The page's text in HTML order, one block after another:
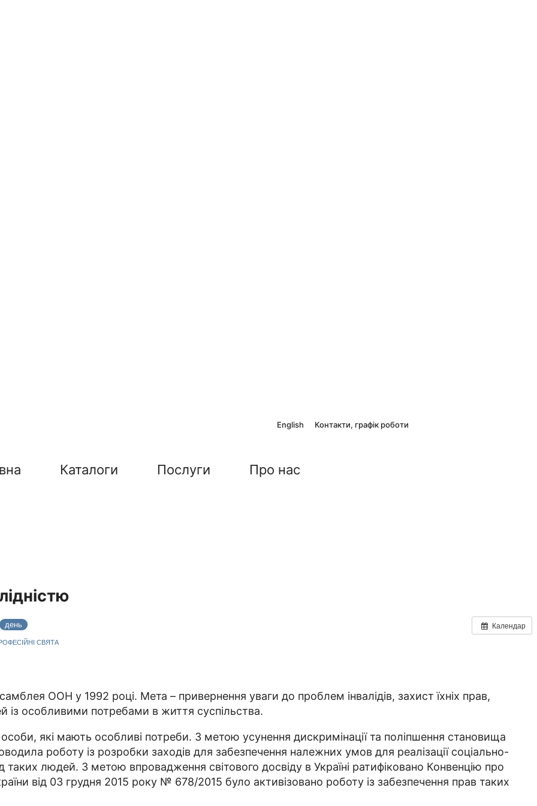
English Контакти, графік роботи
Каталоги Послуги Про нас
Календар
день
СВЯТА
ООН у 1992 році. Мета – привернення уваги до проблем інвалідів, захист їхніх прав,
із особливими потребами в життя суспільства.
які мають особливі потреби. З метою усунення дискримінації та поліпшення становища
роботу із розробки заходів для забезпечення належних умов для реалізації соціально-
людей. З метою впровадження світового досвіду в Україні ратифіковано Конвенцію про
від 03 грудня 2015 року № 678/2015 було активізовано роботу із забезпечення прав таких